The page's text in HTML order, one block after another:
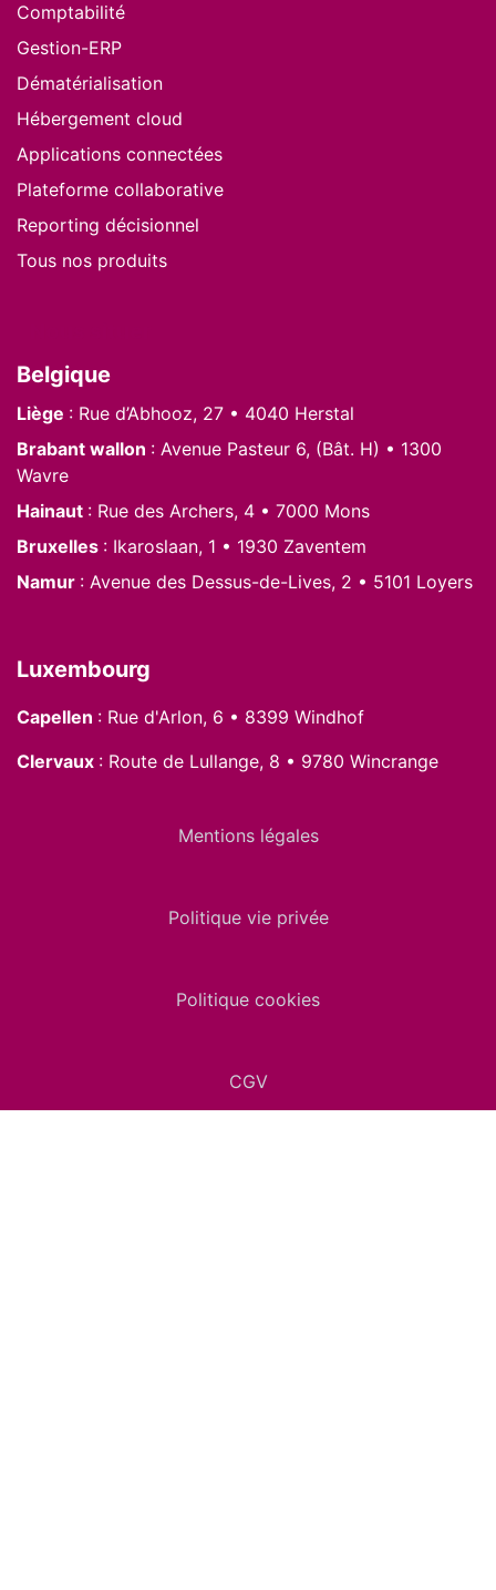
Comptabilité
Gestion-ERP
Dématérialisation
Hébergement cloud
Applications connectées
Plateforme collaborative
Reporting décisionnel
Tous nos produits
Belgique
Liège : Rue d’Abhooz, 27 • 4040 Herstal
Brabant wallon : Avenue Pasteur 6, (Bât. H) • 1300
Wavre
Hainaut : Rue des Archers, 4 • 7000 Mons
Bruxelles : Ikaroslaan, 1 • 1930 Zaventem
Namur : Avenue des Dessus-de-Lives, 2 • 5101 Loyers
Luxembourg
Capellen : Rue d'Arlon, 6 • 8399 Windhof
Clervaux : Route de Lullange, 8 • 9780 Wincrange
Mentions légales
Politique vie privée
Politique cookies
CGV